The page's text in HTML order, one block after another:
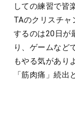
しての練習で皆
TAのクリスチャ
するのは20日が
り、ゲームなど
もやる気があり
「筋肉痛」続出